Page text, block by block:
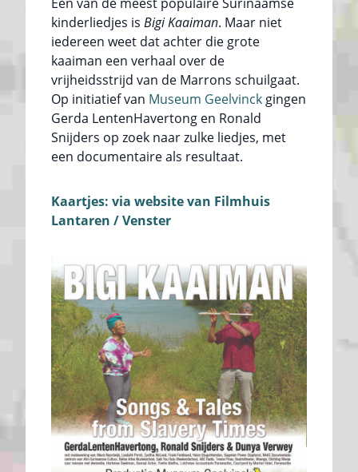
kinderliedjes is Bigi Kaaiman. Maar niet
iedereen weet dat achter die grote
kaaiman een verhaal over de
vrijheidsstrijd van de Marrons schuilgaat.
Op initiatief van Museum Geelvinck gingen
Gerda LentenHavertong en Ronald
Snijders op zoek naar zulke liedjes, met
een documentaire als resultaat.
Kaartjes: via website van Filmhuis
Lantaren / Venster